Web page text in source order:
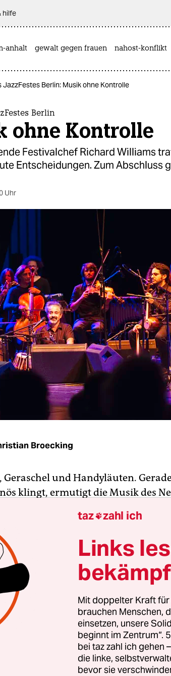
hilfe
anhalt gewalt gegen frauen nahost-konflikt
JazzFestes Berlin: Musik ohne Kontrolle
Berlin
ohne Kontrolle
Festivalchef Richard Williams
Entscheidungen. Zum Abschluss
Uhr
Broecking
und Handyläuten.
klingt, ermutigt die Musik des
Berliner Publikum habe ganz schön
Tyshawn Sorey, der
beim Jazzfest im Haus der
Konzert eröffnete.
gelingt es dem 37-jährigen
JazzFest Artist in Residence die
Können in verschiedenen Line-
zu polarisieren. Linientreue Jazz-
mit Anleihen aus Neuer Musik,
für Perkussion, Bass und
taz zahl ich
Links
Mit doppelter Kraft
brauchen Menschen,
einsetzen, unsere
beginnt im Zentrum“.
bei taz zahl ich gehen
die linke,
bevor sie